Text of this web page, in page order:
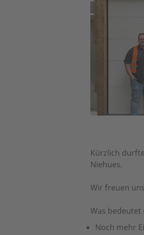
Kürzlich
Niehues.
Wir freuen
Was bedeutet
Noch mehr